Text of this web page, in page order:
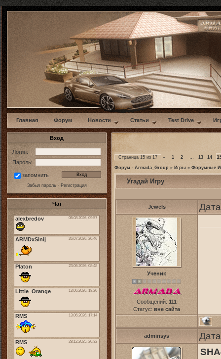
w
Главная Форум Новости Статьи Test Drive
Вход
Логин:
Пароль:
запомнить
Забыл пароль· Регистрация
Чат
Страница 15 из 17 « 1 2 … 13 14
Форум - Armada_Group » Игры » Форумные
Угадай Игру
Jewels
Ученик
Сообщений: 111
Статус: вне сайта
adminsys